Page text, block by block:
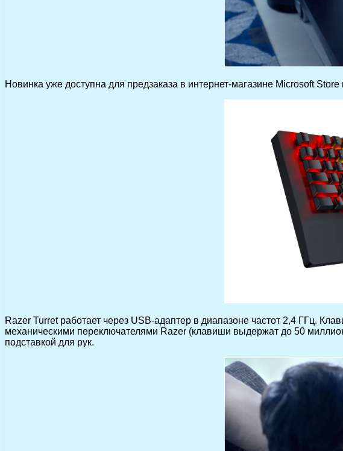
Новинка уже доступна для предзаказа в интернет-магазине Microsoft
Razer Turret работает через USB-адаптер в диапазоне частот 2,4 ГГц.
механическими переключателями Razer (клавиши выдержат до 50
подставкой для рук.